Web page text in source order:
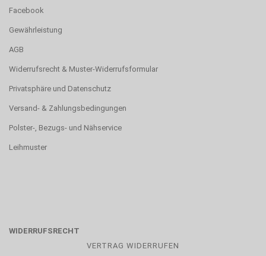
Facebook
Gewährleistung
AGB
Widerrufsrecht & Muster-Widerrufsformular
Privatsphäre und Datenschutz
Versand- & Zahlungsbedingungen
Polster-, Bezugs- und Nähservice
Leihmuster
WIDERRUFSRECHT
VERTRAG WIDERRUFEN